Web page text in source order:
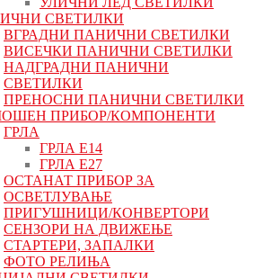
СВЕТИЛКИ
ВГРАДНИ ПАНИЧНИ СВЕТИЛКИ
ВИСЕЧКИ ПАНИЧНИ СВЕТИЛКИ
НАДГРАДНИ ПАНИЧНИ
СВЕТИЛКИ
ПРЕНОСНИ ПАНИЧНИ СВЕТИЛКИ
ПРИБОР/КОМПОНЕНТИ
ГРЛА
ГРЛА Е14
ГРЛА Е27
ОСТАНАТ ПРИБОР ЗА
ОСВЕТЛУВАЊЕ
ПРИГУШНИЦИ/КОНВЕРТОРИ
СЕНЗОРИ НА ДВИЖЕЊЕ
СТАРТЕРИ, ЗАПАЛКИ
ФОТО РЕЛИЊА